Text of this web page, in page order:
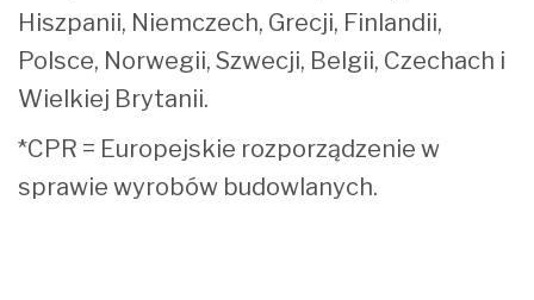
Hiszpanii, Niemczech, Grecji, Finlandii,
Polsce, Norwegii, Szwecji, Belgii, Czechach i
Wielkiej Brytanii.
*CPR = Europejskie rozporządzenie w
sprawie wyrobów budowlanych.